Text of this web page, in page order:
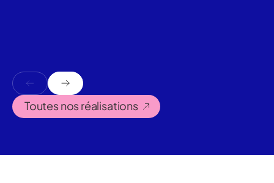
Toutes nos réalisations